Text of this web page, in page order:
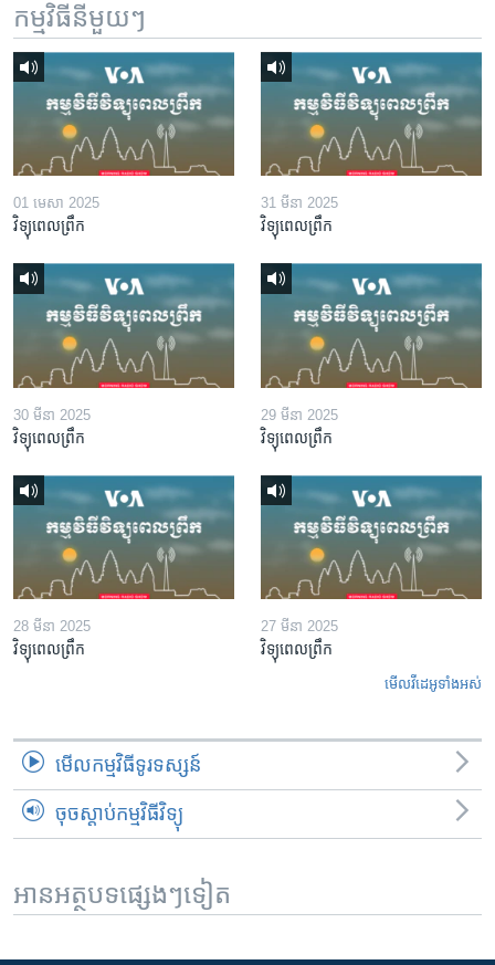
កម្មវិធី​នីមួយៗ
01 មេសា 2025
វិទ្យុពេលព្រឹក
31 មីនា 2025
វិទ្យុពេលព្រឹក
30 មីនា 2025
វិទ្យុពេលព្រឹក
29 មីនា 2025
វិទ្យុពេលព្រឹក
28 មីនា 2025
វិទ្យុពេលព្រឹក
27 មីនា 2025
វិទ្យុពេលព្រឹក
មើល​វីដេអូ​ទាំង​អស់
មើល​កម្មវិធី​ទូរទស្សន៍
ចុចស្តាប់កម្មវិធីវិទ្យុ
អានអត្ថបទផ្សេងៗទៀត